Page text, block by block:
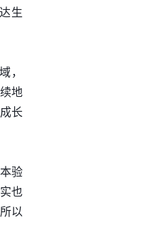
生
，
地
长
验
也
以